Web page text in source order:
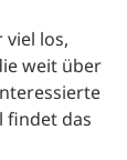
los,
weit über
findet das